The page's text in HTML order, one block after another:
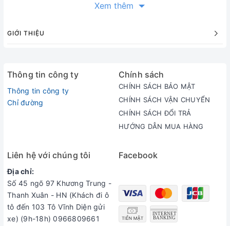
Bộ tennis Uniqlo Kei Nishikori 2018:
Nishikorithường xuyên lựa chọn Áo đấu Uniqlo trong khi luyện tập, cũng
như trong những giải đấu đầy thành công của mình. Chính vì thế, khi mặc
áo tennis Uniqlo bạn không những cảm thấy thoải mái mà còn cho bạn
niềm tin và phong độ của tay vợt hàng đầu thế giới.
Xem thêm
GIỚI THIỆU
Thông tin công ty
Thông tin công ty
Chỉ đường
Chính sách
CHÍNH SÁCH BẢO MẬT
CHÍNH SÁCH VẬN CHUYỂN
CHÍNH SÁCH ĐỔI TRẢ
HƯỚNG DẪN MUA HÀNG
Liên hệ với chúng tôi
Địa chỉ:
Số 45 ngõ 97 Khương Trung -
Thanh Xuân - HN (Khách đi ô
tô đến 103 Tô Vĩnh Diện gửi
xe) (9h-18h) 0966809661
Facebook